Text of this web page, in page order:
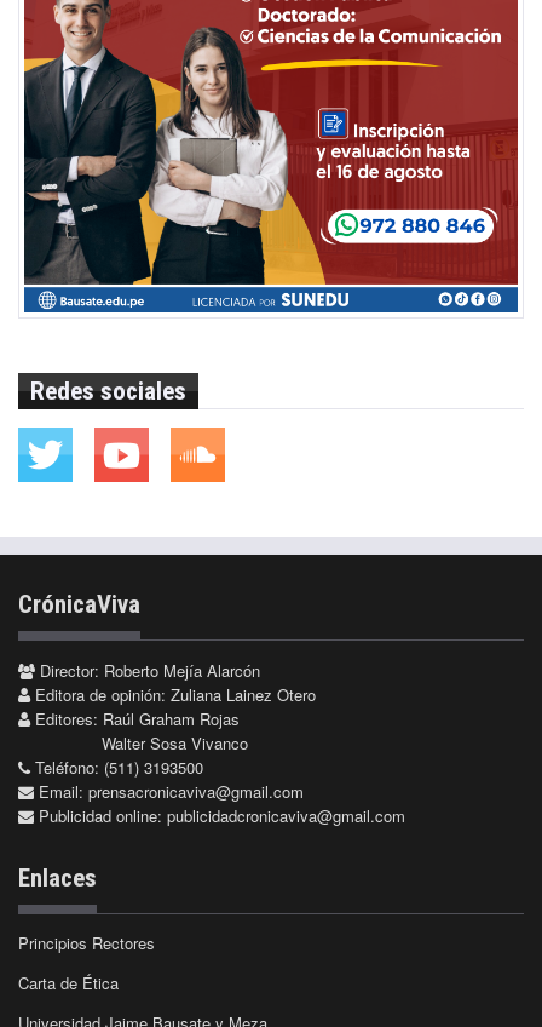
Redes sociales
CrónicaViva
Director: Roberto Mejía Alarcón
Editora de opinión: Zuliana Lainez Otero
Editores: Raúl Graham Rojas
Walter Sosa Vivanco
Teléfono: (511) 3193500
Email: prensacronicaviva@gmail.com
Publicidad online: publicidadcronicaviva@gmail.com
Enlaces
Principios Rectores
Carta de Ética